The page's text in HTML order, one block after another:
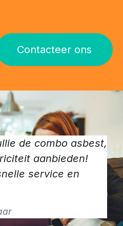
Contacteer ons
de combo asbest,
aanbieden!
service en